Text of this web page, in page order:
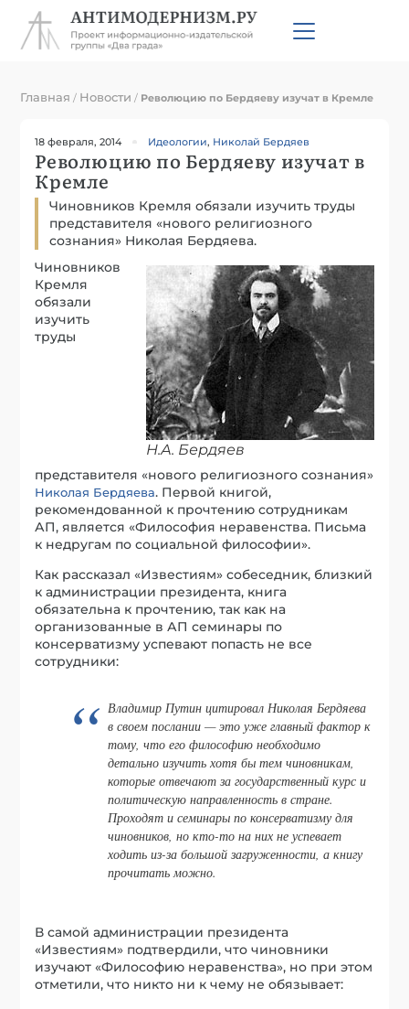
Главная / Новости / Революцию по Бердяеву изучат в Кремле
18 февраля, 2014 Идеологии, Николай Бердяев
Революцию по Бердяеву изучат в
Кремле
Чиновников Кремля обязали изучить труды
представителя «нового религиозного
сознания» Николая Бердяева.
Н.А. Бердяев
Чиновников
Кремля
обязали
изучить
труды
представителя «нового религиозного сознания»
Николая Бердяева. Первой книгой,
рекомендованной к прочтению сотрудникам
АП, является «Философия неравенства. Письма
к недругам по социальной философии».
Как рассказал «Известиям» собеседник, близкий
к администрации президента, книга
обязательна к прочтению, так как на
организованные в АП семинары по
консерватизму успевают попасть не все
сотрудники:
Владимир Путин цитировал Николая Бердяева
в своем послании — это уже главный фактор к
тому, что его философию необходимо
детально изучить хотя бы тем чиновникам,
которые отвечают за государственный курс и
политическую направленность в стране.
Проходят и семинары по консерватизму для
чиновников, но кто-то на них не успевает
ходить из-за большой загруженности, а книгу
прочитать можно.
В самой администрации президента
«Известиям» подтвердили, что чиновники
изучают «Философию неравенства», но при этом
отметили, что никто ни к чему не обязывает: